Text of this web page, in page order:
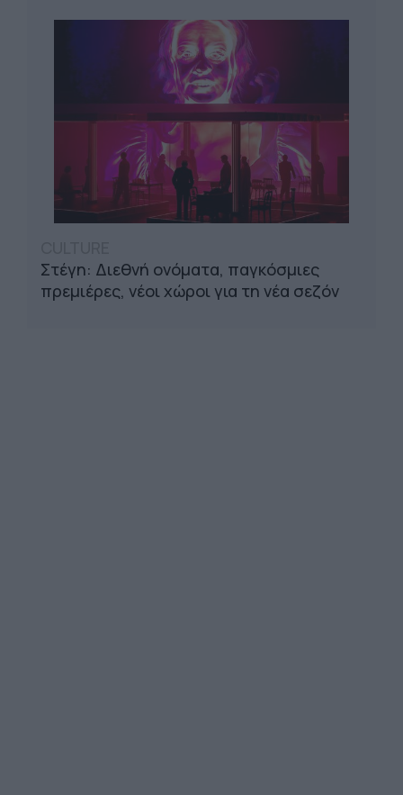
Στέγη: Διεθνή ονόματα, παγκόσμιες
πρεμιέρες, νέοι χώροι για τη νέα σεζόν